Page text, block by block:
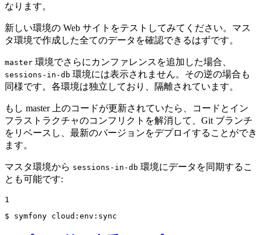
なります。
新しい環境の Web サイトをテストしてみてください。マス
タ環境で作成した全てのデータを確認できるはずです。
master 環境でさらにカンファレンスを追加した場合、
sessions-in-db 環境には表示されません。その逆の場合も
同様です。各環境は独立しており、隔離されています。
もし master 上のコードが更新されていたら、コードとイン
フラストラクチャのコンフリクトを解消して、Git ブランチ
をリベースし、最新のバージョンをデプロイすることができ
ます。
マスタ環境から sessions-in-db 環境にデータを同期するこ
とも可能です:
1
$ symfony cloud:env:sync